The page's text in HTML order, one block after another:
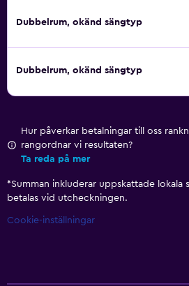
Dubbelrum, okänd sängtyp
Dubbelrum, okänd sängtyp
Hur påverkar betalningar till oss
rangordnar vi resultaten?
Ta reda på mer
*Summan inkluderar uppskattade lokala
betalas vid utcheckningen.
Cookie-inställningar